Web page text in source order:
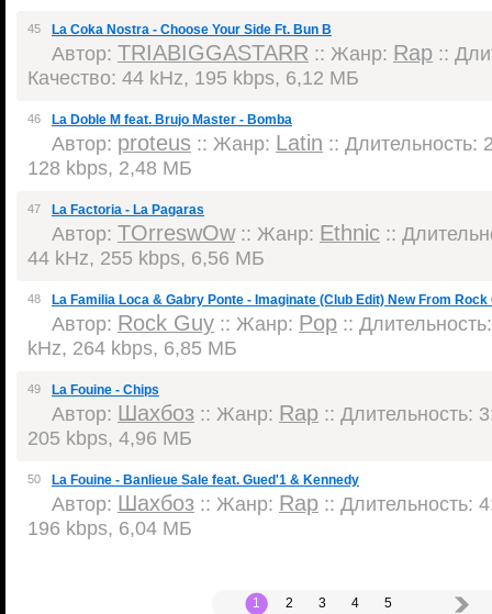
45 La Coka Nostra - Choose Your Side Ft. Bun B
Автор: TRIABIGGASTARR :: Жанр: Rap ::
Качество: 44 kHz, 195 kbps, 6,12 МБ
46 La Doble M feat. Brujo Master - Bomba
Автор: proteus :: Жанр: Latin :: Длительность:
128 kbps, 2,48 МБ
47 La Factoria - La Pagaras
Автор: TOrreswOw:: Жанр: Ethnic ::
44 kHz, 255 kbps, 6,56 МБ
48 La Familia Loca & Gabry Ponte - Imaginate (Club Edit) New From Rock
Автор: Rock Guy :: Жанр: Pop ::
kHz, 264 kbps, 6,85 МБ
49 La Fouine - Chips
Автор: Шахбоз :: Жанр: Rap :: Длительность:
205 kbps, 4,96 МБ
50 La Fouine - Banlieue Sale feat. Gued'1 & Kennedy
Автор: Шахбоз :: Жанр: Rap :: Длительность:
196 kbps, 6,04 МБ
1 2 3 4 5